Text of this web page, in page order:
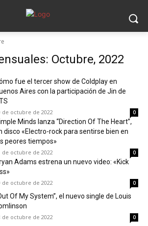
Octubre, 2022
fue el tercer show de Coldplay en
Aires con la participación de Jin de
de octubre de 2022 0
Minds lanza “Direction Of The Heart”,
disco «Electro-rock para sentirse bien en
peores tiempos»
de octubre de 2022 0
Adams estrena un nuevo video: «Kick
de octubre de 2022 0
Of My System”, el nuevo single de Louis
de octubre de 2022 0